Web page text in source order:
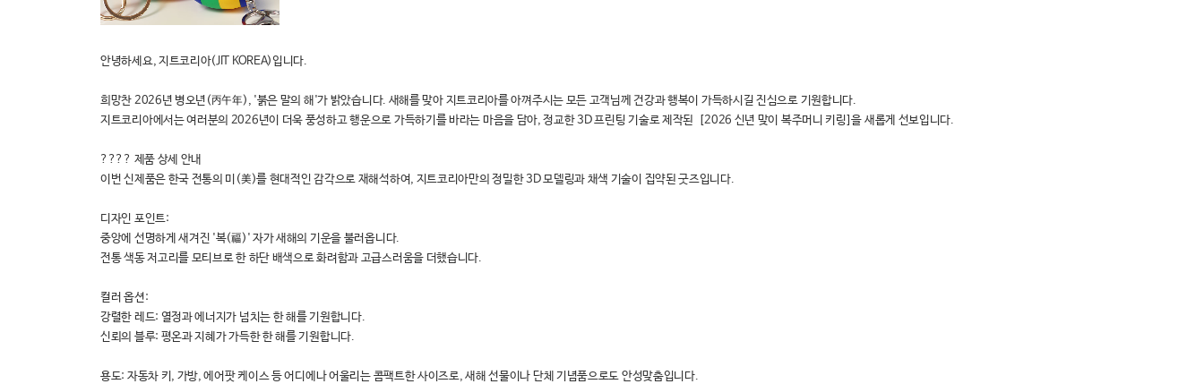
안녕하세요, 지트코리아(JIT KOREA)입니다.
희망찬 2026년 병오년(丙午年), '붉은 말의 해'가 밝았습니다. 새해를 맞아 지트코리아를 아껴주시는 모든 고객님께 건강과 행복이 가득하시길 진심으로 기원합니다.
지트코리아에서는 여러분의 2026년이 더욱 풍성하고 행운으로 가득하기를 바라는 마음을 담아, 정교한 3D 프린팅 기술로 제작된 [2026 신년 맞이 복주머니 키링]을 새롭게 선보입니다.
???? 제품 상세 안내
이번 신제품은 한국 전통의 미(美)를 현대적인 감각으로 재해석하여, 지트코리아만의 정밀한 3D 모델링과 채색 기술이 집약된 굿즈입니다.
디자인 포인트:
중앙에 선명하게 새겨진 '복(福)' 자가 새해의 기운을 불러옵니다.
전통 색동 저고리를 모티브로 한 하단 배색으로 화려함과 고급스러움을 더했습니다.
컬러 옵션:
강렬한 레드: 열정과 에너지가 넘치는 한 해를 기원합니다.
신뢰의 블루: 평온과 지혜가 가득한 한 해를 기원합니다.
용도: 자동차 키, 가방, 에어팟 케이스 등 어디에나 어울리는 콤팩트한 사이즈로, 새해 선물이나 단체 기념품으로도 안성맞춤입니다.